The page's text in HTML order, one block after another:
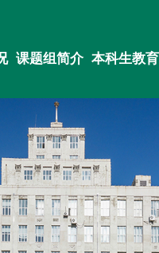
课题组简介 本科生教育